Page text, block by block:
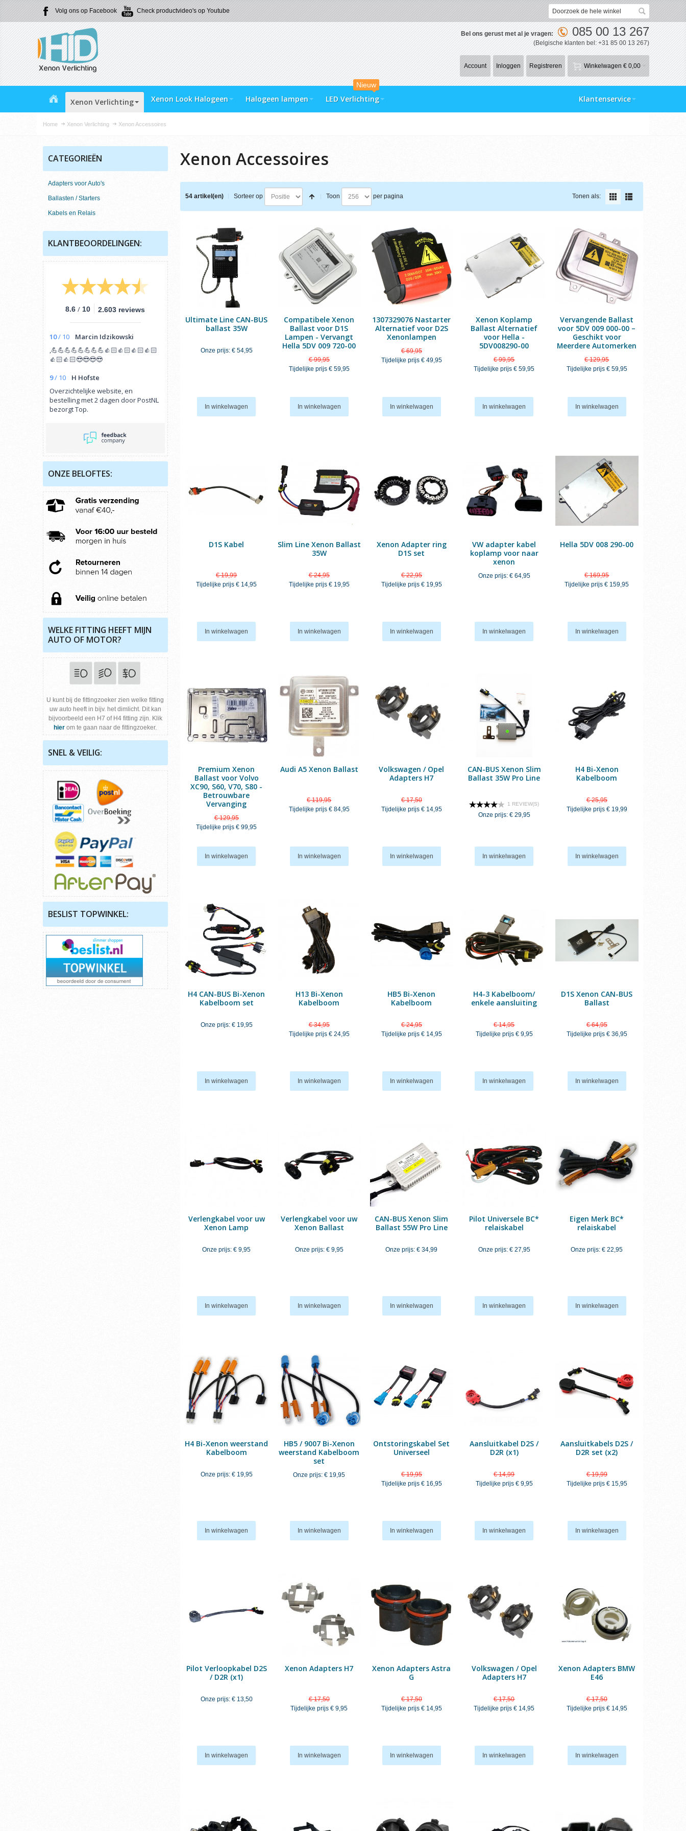
Volg ons op Facebook Check productvideo's op Youtube
Bel ons gerust met al je vragen: 085 00 13 267
(Belgische klanten bel: +31 85 00 13 267)
Winkelwagen € 0,00
Account Inloggen Registreren
Xenon Verlichting Xenon Look Halogeen Halogeen lampen LED Verlichting
Nieuw
Klantenservice
Home Xenon Verlichting Xenon Accessoires
Xenon Accessoires
54 artikel(en) Sorteer op Toon per pagina Tonen als:
Ultimate Line CAN-BUS
ballast 35W
Onze prijs: € 54,95
In winkelwagen
Compatibele Xenon
Ballast voor D1S
Lampen - Vervangt
Hella 5DV 009 720-00
€ 99,95
Tijdelijke prijs € 59,95
In winkelwagen
1307329076 Nastarter
Alternatief voor D2S
Xenonlampen
€ 69,95
Tijdelijke prijs € 49,95
In winkelwagen
Xenon Koplamp
Ballast Alternatief
voor Hella -
5DV008290-00
€ 99,95
Tijdelijke prijs € 59,95
In winkelwagen
Vervangende Ballast
voor 5DV 009 000-00 –
Geschikt voor
Meerdere Automerken
€ 129,95
Tijdelijke prijs € 59,95
In winkelwagen
D1S Kabel
€ 19,99
Tijdelijke prijs € 14,95
In winkelwagen
Slim Line Xenon Ballast
35W
€ 24,95
Tijdelijke prijs € 19,95
In winkelwagen
Xenon Adapter ring
D1S set
€ 22,95
Tijdelijke prijs € 19,95
In winkelwagen
VW adapter kabel
koplamp voor naar
xenon
Onze prijs: € 64,95
In winkelwagen
Hella 5DV 008 290-00
€ 169,95
Tijdelijke prijs € 159,95
In winkelwagen
Premium Xenon
Ballast voor Volvo
XC90, S60, V70, S80 -
Betrouwbare
Vervanging
€ 129,95
Tijdelijke prijs € 99,95
In winkelwagen
Audi A5 Xenon Ballast
€ 119,95
Tijdelijke prijs € 84,95
In winkelwagen
Volkswagen / Opel
Adapters H7
€ 17,50
Tijdelijke prijs € 14,95
In winkelwagen
CAN-BUS Xenon Slim
Ballast 35W Pro Line
1 REVIEW(S)
Onze prijs: € 29,95
In winkelwagen
H4 Bi-Xenon
Kabelboom
€ 25,95
Tijdelijke prijs € 19,99
In winkelwagen
H4 CAN-BUS Bi-Xenon
Kabelboom set
Onze prijs: € 19,95
In winkelwagen
H13 Bi-Xenon
Kabelboom
€ 34,95
Tijdelijke prijs € 24,95
In winkelwagen
HB5 Bi-Xenon
Kabelboom
€ 24,95
Tijdelijke prijs € 14,95
In winkelwagen
H4-3 Kabelboom/
enkele aansluiting
€ 14,95
Tijdelijke prijs € 9,95
In winkelwagen
D1S Xenon CAN-BUS
Ballast
€ 64,95
Tijdelijke prijs € 36,95
In winkelwagen
Verlengkabel voor uw
Xenon Lamp
Onze prijs: € 9,95
In winkelwagen
Verlengkabel voor uw
Xenon Ballast
Onze prijs: € 9,95
In winkelwagen
CAN-BUS Xenon Slim
Ballast 55W Pro Line
Onze prijs: € 34,99
In winkelwagen
Pilot Universele BC*
relaiskabel
Onze prijs: € 27,95
In winkelwagen
Eigen Merk BC*
relaiskabel
Onze prijs: € 22,95
In winkelwagen
H4 Bi-Xenon weerstand
Kabelboom
Onze prijs: € 19,95
In winkelwagen
HB5 / 9007 Bi-Xenon
weerstand Kabelboom
set
Onze prijs: € 19,95
In winkelwagen
Ontstoringskabel Set
Universeel
€ 19,95
Tijdelijke prijs € 16,95
In winkelwagen
Aansluitkabel D2S /
D2R (x1)
€ 14,99
Tijdelijke prijs € 9,95
In winkelwagen
Aansluitkabels D2S /
D2R set (x2)
€ 19,99
Tijdelijke prijs € 15,95
In winkelwagen
Pilot Verloopkabel D2S
/ D2R (x1)
Onze prijs: € 13,50
In winkelwagen
Xenon Adapters H7
€ 17,50
Tijdelijke prijs € 9,95
In winkelwagen
Xenon Adapters Astra
G
€ 17,50
Tijdelijke prijs € 14,95
In winkelwagen
Volkswagen / Opel
Adapters H7
€ 17,50
Tijdelijke prijs € 14,95
In winkelwagen
Xenon Adapters BMW
E46
€ 17,50
Tijdelijke prijs € 14,95
In winkelwagen
CATEGORIEËN
Adapters voor Auto's
Ballasten / Starters
Kabels en Relais
KLANTBEOORDELINGEN:
8.6 / 10 2.603 reviews
10/ 10
Marcin Idzikowski
,💪💪💪💪💪💪💪💪👍🏻👍🏻👍🏻👍🏻
👍🏻👍🏻😎😎😎😎
9/ 10
H Hofste
Overzichtelijke website, en
bestelling met 2 dagen door PostNL
bezorgt Top.
ONZE BELOFTES:
WELKE FITTING HEEFT MIJN
AUTO OF MOTOR?
U kunt bij de fittingzoeker zien welke fitting
uw auto heeft in bijv. het dimlicht. Dit kan
bijvoorbeeld een H7 of H4 fitting zijn. Klik
hier om te gaan naar de fittingzoeker.
SNEL & VEILIG:
BESLIST TOPWINKEL: